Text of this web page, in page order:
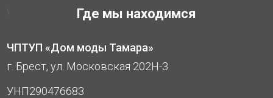
Где мы находимся
ЧПТУП «Дом моды Тамара»
г. Брест, ул. Московская 202Н-3
УНП290476683